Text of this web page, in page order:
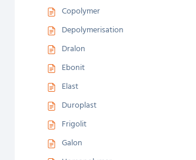
Copolymer
Depolymerisation
Dralon
Ebonit
Elast
Duroplast
Frigolit
Galon